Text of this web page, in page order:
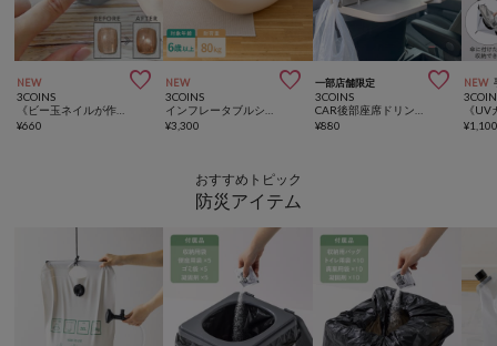
NEW 
3COINS
¥660
NEW 
3COINS
¥3,300
一部店舗限定 
3COINS
¥880
NEW
¥
おすすめトピック
防災アイテム